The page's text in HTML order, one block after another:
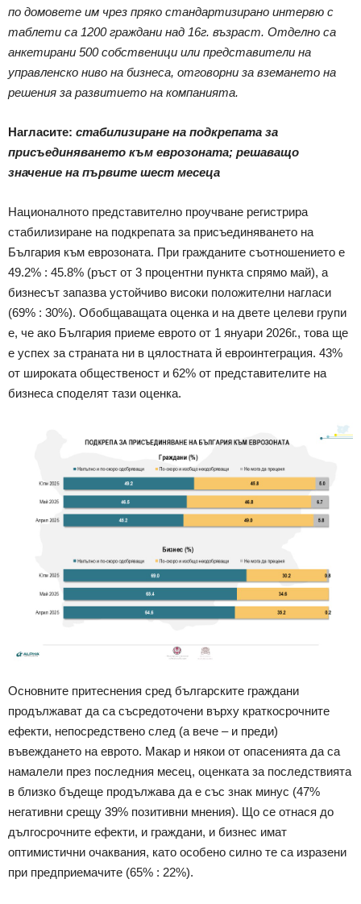
по домовете им чрез пряко стандартизирано интервю с
таблети са 1200 граждани над 16г. възраст. Отделно са
анкетирани 500 собственици или представители на
управленско ниво на бизнеса, отговорни за вземането на
решения за развитието на компанията.
Нагласите: стабилизиране на подкрепата за
присъединяването към еврозоната; решаващо
значение на първите шест месеца
Националното представително проучване регистрира
стабилизиране на подкрепата за присъединяването на
България към еврозоната. При гражданите съотношението е
49.2% : 45.8% (ръст от 3 процентни пункта спрямо май), а
бизнесът запазва устойчиво високи положителни нагласи
(69% : 30%). Обобщаващата оценка и на двете целеви групи
е, че ако България приеме еврото от 1 януари 2026г., това ще
е успех за страната ни в цялостната й евроинтеграция. 43%
от широката общественост и 62% от представителите на
бизнеса споделят тази оценка.
Основните притеснения сред българските граждани
продължават да са съсредоточени върху краткосрочните
ефекти, непосредствено след (а вече – и преди)
въвеждането на еврото. Макар и някои от опасенията да са
намалели през последния месец, оценката за последствията
в близко бъдеще продължава да е със знак минус (47%
негативни срещу 39% позитивни мнения). Що се отнася до
дългосрочните ефекти, и граждани, и бизнес имат
оптимистични очаквания, като особено силно те са изразени
при предприемачите (65% : 22%).